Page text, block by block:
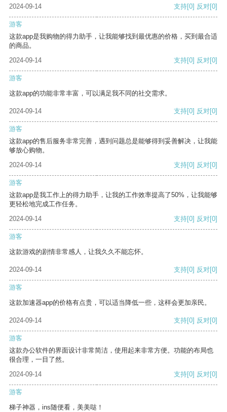
2024-09-14 支持[0] 反对[0]
游客
这款app是我购物的得力助手，让我能够找到最优惠的价格，买到最合适
的商品。
2024-09-14
支持[0] 反对[0]
游客
这款app的功能非常丰富，可以满足我不同的社交需求。
2024-09-14 支持[0] 反对[0]
游客
这款app的售后服务非常完善，遇到问题总是能够得到妥善解决，让我能
够放心购物。
2024-09-14
支持[0] 反对[0]
游客
这款app是我工作上的得力助手，让我的工作效率提高了50%，让我能够
更轻松地完成工作任务。
2024-09-14
支持[0] 反对[0]
游客
这款游戏的剧情非常感人，让我久久不能忘怀。
2024-09-14 支持[0] 反对[0]
游客
这款加速器app的价格有点贵，可以适当降低一些，这样会更加亲民。
2024-09-14 支持[0] 反对[0]
游客
这款办公软件的界面设计非常简洁，使用起来非常方便。功能的布局也
很合理，一目了然。
2024-09-14
支持[0] 反对[0]
游客
梯子神器，ins随便看，美美哒！